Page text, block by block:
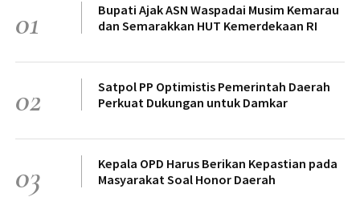
01
Bupati Ajak ASN Waspadai Musim Kemarau
dan Semarakkan HUT Kemerdekaan RI
02
Satpol PP Optimistis Pemerintah Daerah
Perkuat Dukungan untuk Damkar
03
Kepala OPD Harus Berikan Kepastian pada
Masyarakat Soal Honor Daerah